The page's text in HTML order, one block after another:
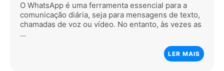
O WhatsApp é uma ferramenta essencial para a
comunicação diária, seja para mensagens de texto,
chamadas de voz ou vídeo. No entanto, às vezes as
…
LER MAIS